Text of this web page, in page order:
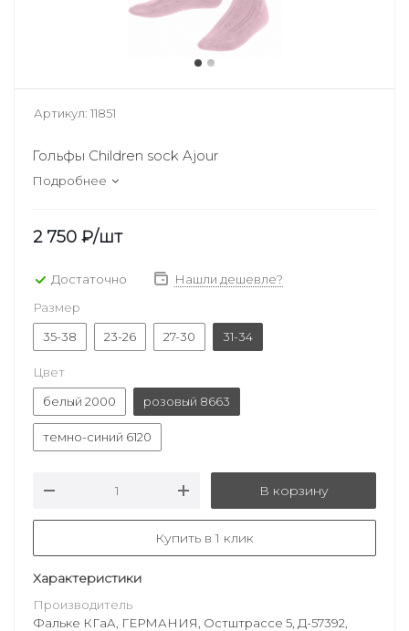
Артикул: 11851
Гольфы Children sock Ajour
Подробнее
2 750 ₽/шт
Достаточно
Нашли дешевле?
Размер
35-38
23-26 27-30 31-34
Цвет
белый 2000
розовый 8663
темно-синий 6120
В корзину
Купить в 1 клик
Характеристики
Производитель
Фальке КГаА, ГЕРМАНИЯ, Остштрассе 5, Д-57392,